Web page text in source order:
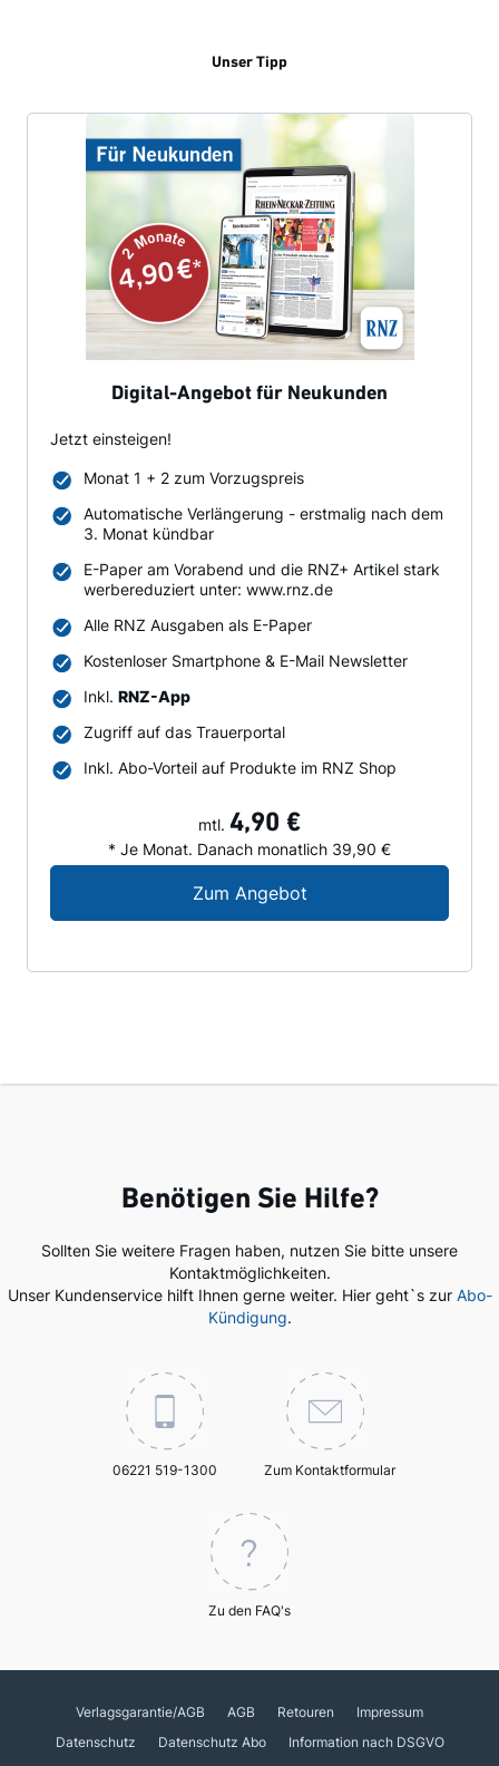
Unser Tipp
Digital-Angebot für Neukunden
Jetzt einsteigen!
Monat 1 + 2 zum Vorzugspreis
Automatische Verlängerung - erstmalig nach dem
3. Monat kündbar
E-Paper am Vorabend und die RNZ+ Artikel stark
werbereduziert unter: www.rnz.de
Alle RNZ Ausgaben als E-Paper
Kostenloser Smartphone & E-Mail Newsletter
Inkl. RNZ-App
Zugriff auf das Trauerportal
Inkl. Abo-Vorteil auf Produkte im RNZ Shop
mtl. 4,90 €
* Je Monat. Danach monatlich 39,90 €
Zum AngebotDigital-Angebot für
Benötigen Sie Hilfe?
Sollten Sie weitere Fragen haben, nutzen Sie bitte unsere
Kontaktmöglichkeiten.
Unser Kundenservice hilft Ihnen gerne weiter. Hier geht`s zur Abo-
Kündigung.
06221 519-1300 Zum Kontaktformular
Zu den FAQ's
Verlagsgarantie/AGB AGB Retouren
Impressum
Datenschutz
Datenschutz Abo
Information nach DSGVO